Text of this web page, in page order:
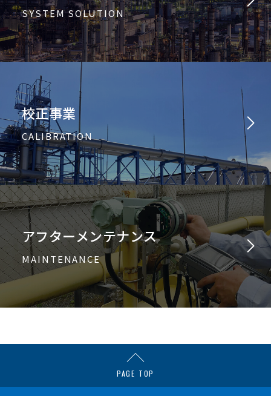
SYSTEM SOLUTION
校正事業
CALIBRATION
アフターメンテナンス
MAINTENANCE
PAGE TOP